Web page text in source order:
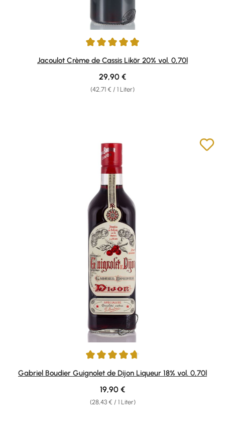
Durchschnittliche Bewertung von 5 von 5 Sternen
Jacoulot Crème de Cassis Likör 20% vol. 0,70l
(42,71 € / 1 Liter)
Regulärer Preis:
29,90 €
Durchschnittliche Bewertung von 4.75 von 5 Sternen
Gabriel Boudier Guignolet de Dijon Liqueur 18% vol. 0,70l
(28,43 € / 1 Liter)
Regulärer Preis:
19,90 €